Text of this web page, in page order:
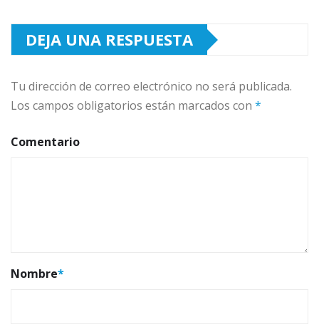
DEJA UNA RESPUESTA
Tu dirección de correo electrónico no será publicada.
Los campos obligatorios están marcados con *
Comentario
Nombre*